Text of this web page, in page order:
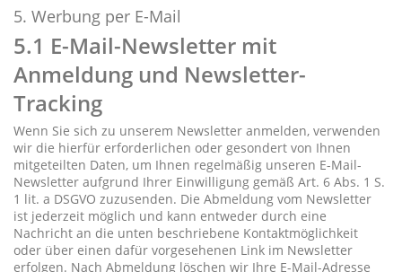
5. Werbung per E-Mail
5.1 E-Mail-Newsletter mit
Anmeldung und Newsletter-
Tracking
Wenn Sie sich zu unserem Newsletter anmelden, verwenden
wir die hierfür erforderlichen oder gesondert von Ihnen
mitgeteilten Daten, um Ihnen regelmäßig unseren E-Mail-
Newsletter aufgrund Ihrer Einwilligung gemäß Art. 6 Abs. 1 S.
1 lit. a DSGVO zuzusenden. Die Abmeldung vom Newsletter
ist jederzeit möglich und kann entweder durch eine
Nachricht an die unten beschriebene Kontaktmöglichkeit
oder über einen dafür vorgesehenen Link im Newsletter
erfolgen. Nach Abmeldung löschen wir Ihre E-Mail-Adresse